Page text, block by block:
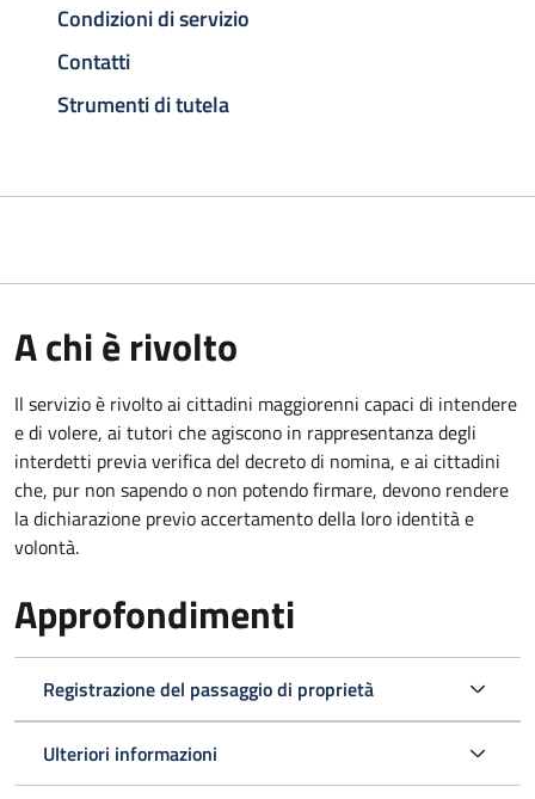
Condizioni di servizio
Contatti
Strumenti di tutela
A chi è rivolto
Il servizio è rivolto ai cittadini maggiorenni capaci di intendere
e di volere, ai tutori che agiscono in rappresentanza degli
interdetti previa verifica del decreto di nomina, e ai cittadini
che, pur non sapendo o non potendo firmare, devono rendere
la dichiarazione previo accertamento della loro identità e
volontà.
Approfondimenti
Registrazione del passaggio di proprietà
Ulteriori informazioni